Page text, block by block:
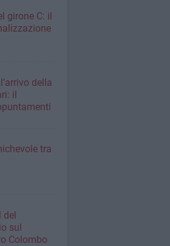
girone C: il
della
il
tra
del
sul
Colombo